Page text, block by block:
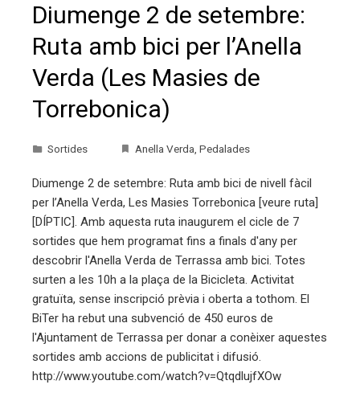
Diumenge 2 de setembre:
Ruta amb bici per l’Anella
Verda (Les Masies de
Torrebonica)
Sortides Anella Verda, Pedalades
Diumenge 2 de setembre: Ruta amb bici de nivell fàcil
per l’Anella Verda, Les Masies Torrebonica [veure ruta]
[DÍPTIC]. Amb aquesta ruta inaugurem el cicle de 7
sortides que hem programat fins a finals d'any per
descobrir l'Anella Verda de Terrassa amb bici. Totes
surten a les 10h a la plaça de la Bicicleta. Activitat
gratuïta, sense inscripció prèvia i oberta a tothom. El
BiTer ha rebut una subvenció de 450 euros de
l'Ajuntament de Terrassa per donar a conèixer aquestes
sortides amb accions de publicitat i difusió.
http://www.youtube.com/watch?v=QtqdlujfXOw